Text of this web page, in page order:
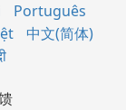
Português
中文(简体)